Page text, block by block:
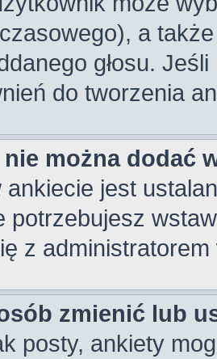
a
głosu.
do tworzenia
nie można dodać
ankiecie jest
potrzebujesz
z administratorem
zmienić lub
posty, ankiety